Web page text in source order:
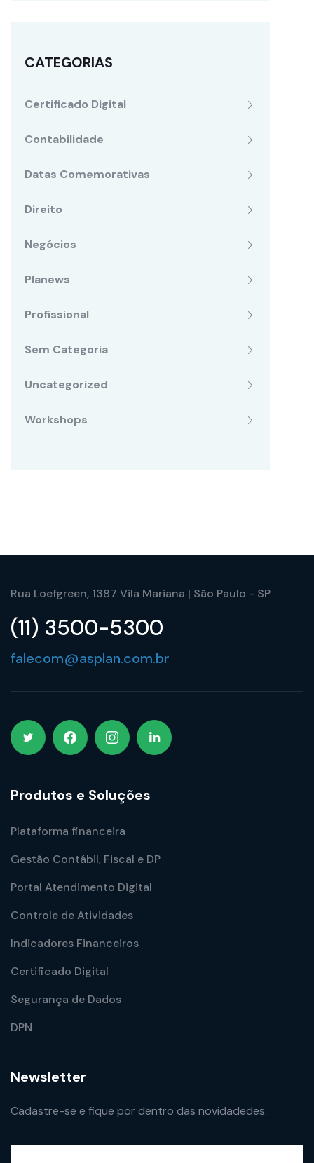
CATEGORIAS
Certificado Digital
Contabilidade
Datas Comemorativas
Direito
Negócios
Planews
Profissional
Sem Categoria
Uncategorized
Workshops
Rua Loefgreen, 1387 Vila Mariana | São Paulo - SP
(11) 3500-5300
falecom@asplan.com.br
Produtos e Soluções
Plataforma financeira
Gestão Contábil, Fiscal e DP
Portal Atendimento Digital
Controle de Atividades
Indicadores Financeiros
Certificado Digital
Segurança de Dados
DPN
Newsletter
Cadastre-se e fique por dentro das novidadedes.